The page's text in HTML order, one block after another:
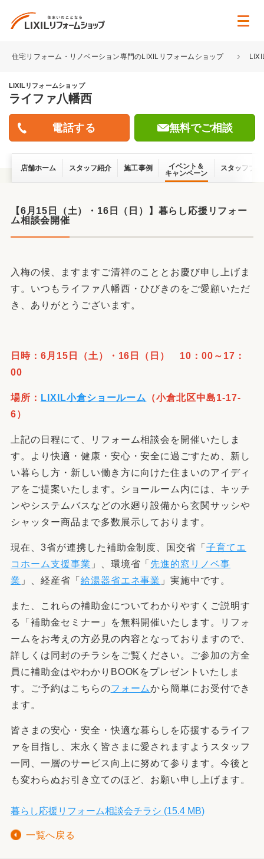
住宅リフォーム・リノベーション専門のLIXILリフォームショップ
LIXILリフォームショップ
ライファ八幡西
無料でご相談
店舗ホーム スタッフ紹介 施工事例
イベント＆
キャンペーン
スタッフブ
【6月15日（土）・16日（日）】暮らし応援リフォー
ム相談会開催
入梅の候、ますますご清祥のこととお慶び申し上げま
す。いつもライファ八幡西・ひびきのをご愛顧いただ
き、ありがとうございます。
日時：6月15日（土）・16日（日） 10：00～17：
00
場所： LIXIL小倉ショールーム
（小倉北区中島1-17-
6）
上記の日程にて、リフォーム相談会を開催いたしま
す。より快適・健康・安心・安全に過ごすため、新し
い暮らし方・新しい働き方に向けた住まいのアイディ
アをご提案いたします。ショールーム内には、キッチ
ンやシステムバスなどの水廻り設備から玄関サッシや
シャッター商品まで多数展示しております。
現在、 3省が連携した補助金制度、国交省「子育てエ
コホーム支援事業 」、環境省「 先進的窓リノベ事
業 」、経産省「 給湯器省エネ事業 」実施中です。
また、これらの補助金についてわかりやすくご説明す
る「補助金セミナー」を無料開催いたします。リフォ
ームをお考えの方必見の内容となっておりますので、
詳しくは同封のチラシをご覧ください。ご参加の方全
員に補助金はやわかり BOOK をプレゼントいたしま
す。ご予約はこちらのフォームから簡単にお受付でき
ます。
皆さまの安心・安全・快適な暮らしを応援するライフ
ァを目指し、末永く皆さまに愛されますようスタッフ
一同、一層のサービス向上に努めて参ります。今後と
も変わらぬお引き立てのほど、お願い申し上げます。
暮らし応援リフォーム相談会チラシ (15.4 MB)
一覧へ戻る